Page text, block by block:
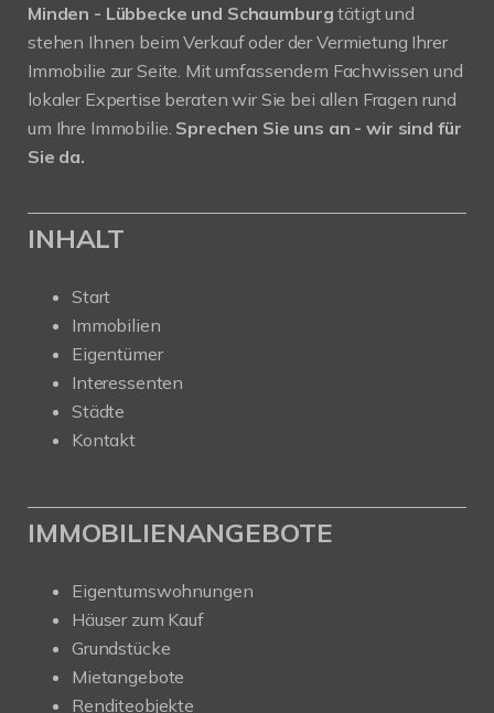
Minden - Lübbecke und Schaumburgtätigt und
stehen Ihnen beim Verkauf oder der Vermietung Ihrer
Immobilie zur Seite. Mit umfassendem Fachwissen und
lokaler Expertise beraten wir Sie bei allen Fragen rund
um Ihre Immobilie. Sprechen Sie uns an - wir sind für
Sie da.
INHALT
Start
Immobilien
Eigentümer
Interessenten
Städte
Kontakt
IMMOBILIENANGEBOTE
Eigentumswohnungen
Häuser zum Kauf
Grundstücke
Mietangebote
Renditeobjekte